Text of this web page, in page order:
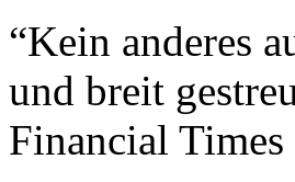
“Kein anderes
und breit
Financial